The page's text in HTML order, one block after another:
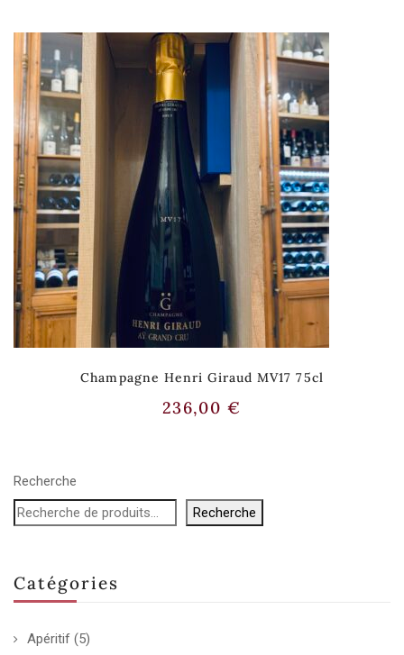
Recherche
Recherche
Catégories
Apéritif (5)
Champagne Henri Giraud MV17 75cl
236,00 €